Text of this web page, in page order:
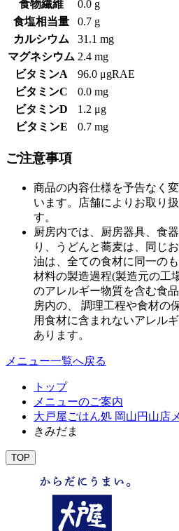
食物繊維
0.0 g
食塩相当量
0.7 g
カルシウム
31.1 mg
マグネシウム 2.4 mg
ビタミンA
96.0 μgRAE
ビタミンC
0.0 mg
ビタミンD
1.2 μg
ビタミンE
0.7 mg
ご注意事項
商品の内容仕様を予告なく
います。店舗によりお取り
す。
厨房内では、厨房器具、食
り、うどんと蕎麦は、同じ
油は、全ての食材に同一の
材料の製造過程(製造元の工
のアレルギー物質を含む食
房内の、 調理工程や食材の
用食材に含まれないアレル
あります。
メニュー一覧へ戻る
トップ
メニューのご案内
大戸屋ごはん処 岡山円山店
きみだま
TOP